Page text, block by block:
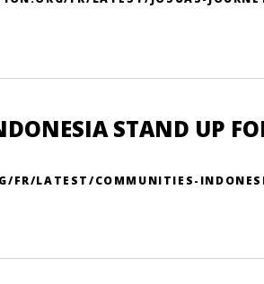
STAND UP
FR/LATEST/COMMUNITIES-